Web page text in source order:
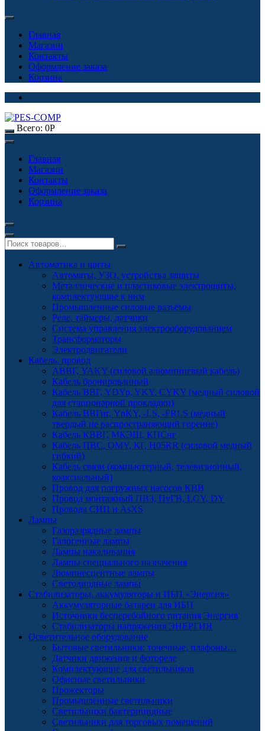
Главная
Магазин
Контакты
Оформление заказа
Корзина
Всего: 0Р
Главная
Магазин
Контакты
Оформление заказа
Корзина
Автоматика и щиты
Автоматы, УЗО, устройства защиты
Металлические и пластиковые электрощиты,
комплектующие к ним
Промышленные силовые разъёмы
Реле, таймеры, датчики
Система управления электрооборудованием
Трансформаторы
Электродвигатели
Кабель, провод
АВВГ, YAKY (силовой алюминиевый кабель)
Кабель бронированный
Кабель ВВГ, YDYp, YKY, CYKY (медный силовой
для стационарной прокладки)
Кабель ВВГнг, YnKY, -LS, -FRLS (медный
твердый не распространяющий горение)
Кабель КВВГ, МКЭШ, КПСнг
Кабель ПВС, OMY, КГ, H05RR (силовой медный
гибкий)
Кабель связи (компьютерный, телевизионный,
коаксиальный)
Провод для погружных насосов КВВ
Провод монтажный ПВЗ, ПуГВ, LGY, DY
Провода СИП и AsXS
Лампы
Газоразрядные лампы
Галогенные лампы
Лампы накаливания
Лампы специального назначения
Люминесцентные лампы
Светодиодные лампы
Стабилизаторы, аккумуляторы и ИБП «Энергия»
Аккумуляторные батареи для ИБП
Источники бесперебойного питания Энергия
Стабилизаторы напряжения ЭНЕРГИЯ
Осветительное оборудование
Бытовые светильники: точечные, плафоны…
Датчики движения и фотореле
Комплектующие для светильников
Офисные светильники
Прожекторы
Промышленные светильники
Светильники бактерицидные
Светильники для торговых помещений